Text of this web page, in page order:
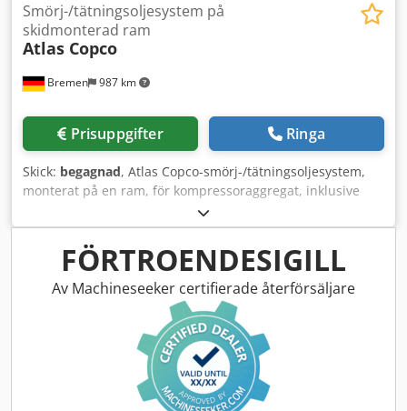
Bremen 987 km
Smörj-/tätningsoljesystem på
skidmonterad ram
Atlas Copco
Prisuppgifter Ringa
Skick: begagnad, Atlas Copco-smörj-/tätningsoljesystem,
monterat på en ram, för kompressoraggregat, inklusive
huvudtank med pumpar, filter, kylare och ventilblock.
Inkluderar även en uppsamlingstank och ett urval av
reservdelar och packningar, enligt listan som kan laddas
ner nedan. Crodpfozmadmex Adpsf Obs: Försäljningen är
villkorad av att köparen inom 24 timmar efter ett villkorat
köpekontrakt slutför en tillfredsställande
affärsgenomlysning av en affärspartner (BPDDC) och ett
intyg från slutanvändaren (EUS). Om köparen inte är
slutanvändaren ska detta även gälla för varje
slutanvändare. Formulär för BPDDC och EUS kan laddas
ner från webbplatsen.
FÖRTROENDESIGILL
Av Machineseeker certifierade återförsäljare